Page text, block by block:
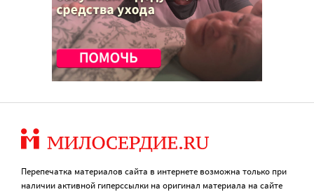
Перепечатка материалов сайта в интернете возможна только при
наличии активной гиперссылки на оригинал материала на сайте